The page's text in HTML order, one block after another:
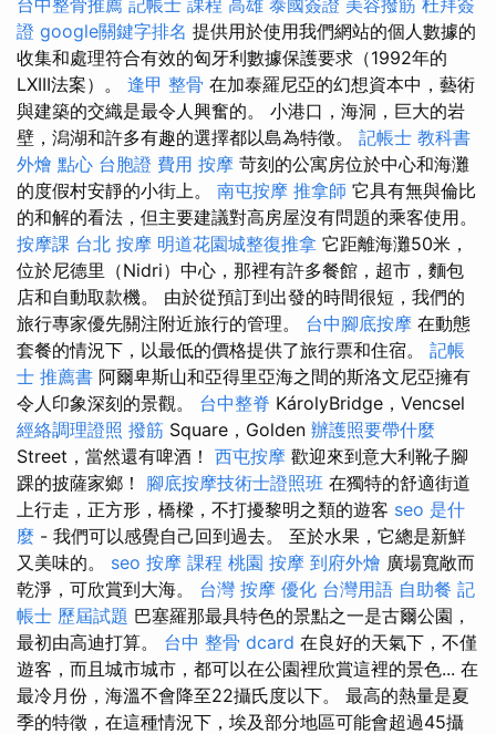
台中整骨推薦 記帳士 課程 高雄 泰國簽證 美容撥筋 杜拜簽
證 google關鍵字排名 提供用於使用我們網站的個人數據的
收集和處理符合有效的匈牙利數據保護要求（1992年的
LXIII法案）。 逢甲 整骨 在加泰羅尼亞的幻想資本中，藝術
與建築的交織是最令人興奮的。 小港口，海洞，巨大的岩
壁，潟湖和許多有趣的選擇都以島為特徵。 記帳士 教科書
外燴 點心 台胞證 費用 按摩 苛刻的公寓房位於中心和海灘
的度假村安靜的小街上。 南屯按摩 推拿師 它具有無與倫比
的和解的看法，但主要建議對高房屋沒有問題的乘客使用。
按摩課 台北 按摩 明道花園城整復推拿 它距離海灘50米，
位於尼德里（Nidri）中心，那裡有許多餐館，超市，麵包
店和自動取款機。 由於從預訂到出發的時間很短，我們的
旅行專家優先關注附近旅行的管理。 台中腳底按摩 在動態
套餐的情況下，以最低的價格提供了旅行票和住宿。 記帳
士 推薦書 阿爾卑斯山和亞得里亞海之間的斯洛文尼亞擁有
令人印象深刻的景觀。 台中整脊 KárolyBridge，Vencsel
經絡調理證照 撥筋 Square，Golden 辦護照要帶什麼
Street，當然還有啤酒！ 西屯按摩 歡迎來到意大利靴子腳
踝的披薩家鄉！ 腳底按摩技術士證照班 在獨特的舒適街道
上行走，正方形，橋樑，不打擾黎明之類的遊客 seo 是什
麼 - 我們可以感覺自己回到過去。 至於水果，它總是新鮮
又美味的。 seo 按摩 課程 桃園 按摩 到府外燴 廣場寬敞而
乾淨，可欣賞到大海。 台灣 按摩 優化 台灣用語 自助餐 記
帳士 歷屆試題 巴塞羅那最具特色的景點之一是古爾公園，
最初由高迪打算。 台中 整骨 dcard 在良好的天氣下，不僅
遊客，而且城市城市，都可以在公園裡欣賞這裡的景色... 在
最冷月份，海溫不會降至22攝氏度以下。 最高的熱量是夏
季的特徵，在這種情況下，埃及部分地區可能會超過45攝